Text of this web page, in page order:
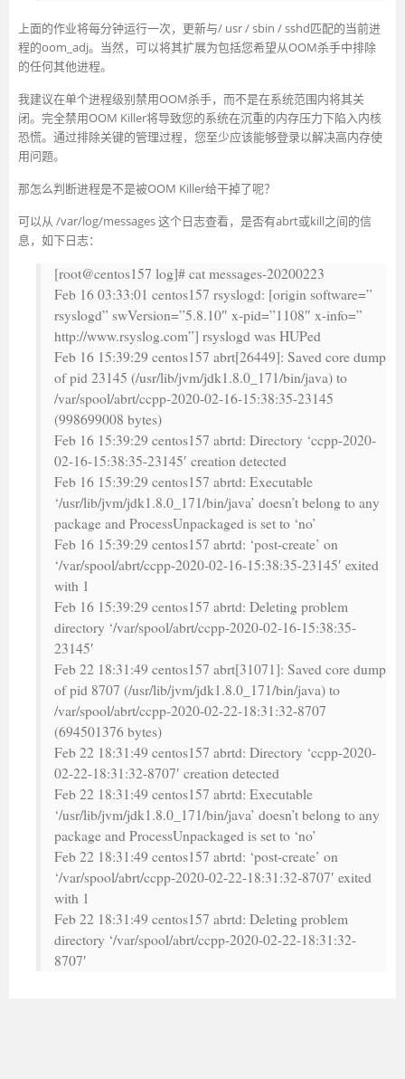
上面的作业将每分钟运行一次，更新与/ usr / sbin / sshd匹配的当前进
程的oom_adj。当然，可以将其扩展为包括您希望从OOM杀手中排除
的任何其他进程。
我建议在单个进程级别禁用OOM杀手，而不是在系统范围内将其关
闭。完全禁用OOM Killer将导致您的系统在沉重的内存压力下陷入内核
恐慌。通过排除关键的管理过程，您至少应该能够登录以解决高内存使
用问题。
那怎么判断进程是不是被OOM Killer给干掉了呢？
可以从 /var/log/messages 这个日志查看，是否有abrt或kill之间的信
息，如下日志：
[root@centos157 log]# cat messages-20200223
Feb 16 03:33:01 centos157 rsyslogd: [origin software=”
rsyslogd” swVersion=”5.8.10″ x-pid=”1108″ x-info=”
http://www.rsyslog.com”] rsyslogd was HUPed
Feb 16 15:39:29 centos157 abrt[26449]: Saved core dump
of pid 23145 (/usr/lib/jvm/jdk1.8.0_171/bin/java) to
/var/spool/abrt/ccpp-2020-02-16-15:38:35-23145
(998699008 bytes)
Feb 16 15:39:29 centos157 abrtd: Directory ‘ccpp-2020-
02-16-15:38:35-23145′ creation detected
Feb 16 15:39:29 centos157 abrtd: Executable
‘/usr/lib/jvm/jdk1.8.0_171/bin/java’ doesn’t belong to any
package and ProcessUnpackaged is set to ‘no’
Feb 16 15:39:29 centos157 abrtd: ‘post-create’ on
‘/var/spool/abrt/ccpp-2020-02-16-15:38:35-23145′ exited
with 1
Feb 16 15:39:29 centos157 abrtd: Deleting problem
directory ‘/var/spool/abrt/ccpp-2020-02-16-15:38:35-
23145′
Feb 22 18:31:49 centos157 abrt[31071]: Saved core dump
of pid 8707 (/usr/lib/jvm/jdk1.8.0_171/bin/java) to
/var/spool/abrt/ccpp-2020-02-22-18:31:32-8707
(694501376 bytes)
Feb 22 18:31:49 centos157 abrtd: Directory ‘ccpp-2020-
02-22-18:31:32-8707′ creation detected
Feb 22 18:31:49 centos157 abrtd: Executable
‘/usr/lib/jvm/jdk1.8.0_171/bin/java’ doesn’t belong to any
package and ProcessUnpackaged is set to ‘no’
Feb 22 18:31:49 centos157 abrtd: ‘post-create’ on
‘/var/spool/abrt/ccpp-2020-02-22-18:31:32-8707′ exited
with 1
Feb 22 18:31:49 centos157 abrtd: Deleting problem
directory ‘/var/spool/abrt/ccpp-2020-02-22-18:31:32-
8707′